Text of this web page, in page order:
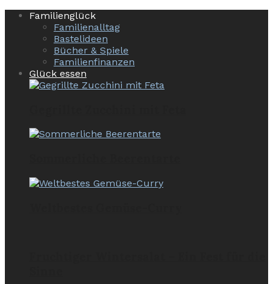
Familienglück
Familienalltag
Bastelideen
Bücher & Spiele
Familienfinanzen
Glück essen